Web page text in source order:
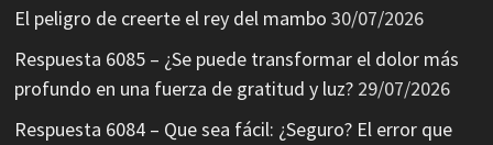
El peligro de creerte el rey del mambo 30/07/2026
Respuesta 6085 – ¿Se puede transformar el dolor más
profundo en una fuerza de gratitud y luz? 29/07/2026
Respuesta 6084 – Que sea fácil: ¿Seguro? El error que